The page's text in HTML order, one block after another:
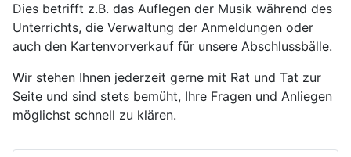
Dies betrifft z.B. das Auflegen der Musik während des
Unterrichts, die Verwaltung der Anmeldungen oder
auch den Kartenvorverkauf für unsere Abschlussbälle.
Wir stehen Ihnen jederzeit gerne mit Rat und Tat zur
Seite und sind stets bemüht, Ihre Fragen und Anliegen
möglichst schnell zu klären.